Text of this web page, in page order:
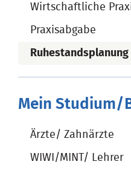
Wirtschaftliche
Praxisabgabe
Ruhestandsplanung
Mein Studium/
Ärzte/ Zahnärzte
WIWI/MINT/ Lehrer